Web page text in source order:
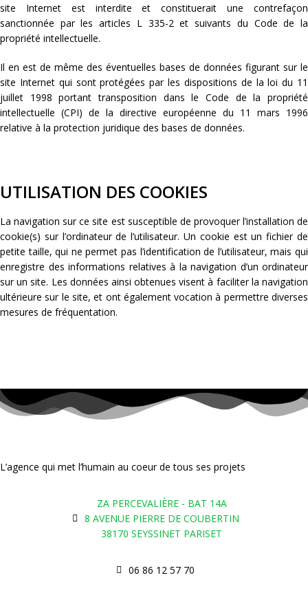
site Internet est interdite et constituerait une contrefaçon
sanctionnée par les articles L 335-2 et suivants du Code de la
propriété intellectuelle.
Il en est de même des éventuelles bases de données figurant sur le
site Internet qui sont protégées par les dispositions de la loi du 11
juillet 1998 portant transposition dans le Code de la propriété
intellectuelle (CPI) de la directive européenne du 11 mars 1996
relative à la protection juridique des bases de données.
UTILISATION DES COOKIES
La navigation sur ce site est susceptible de provoquer l’installation de
cookie(s) sur l’ordinateur de l’utilisateur. Un cookie est un fichier de
petite taille, qui ne permet pas l’identification de l’utilisateur, mais qui
enregistre des informations relatives à la navigation d’un ordinateur
sur un site. Les données ainsi obtenues visent à faciliter la navigation
ultérieure sur le site, et ont également vocation à permettre diverses
mesures de fréquentation.
L’agence qui met l’humain au coeur de tous ses projets
ZA PERCEVALIÈRE - BAT 14A
8 AVENUE PIERRE DE COUBERTIN
38170 SEYSSINET PARISET
06 86 12 57 70